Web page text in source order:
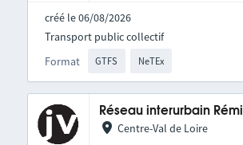
créé le 06/08/2026
Format GTFS NeTEx
Transport public collectif
Réseau interurbain Rémi
Centre-Val de Loire